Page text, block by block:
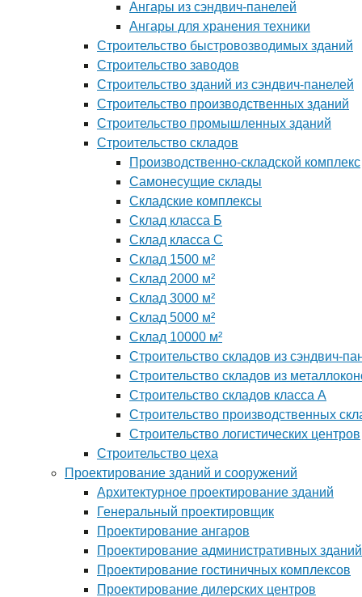
Ангары из сэндвич-панелей
Ангары для хранения техники
Строительство быстровозводимых зданий
Строительство заводов
Строительство зданий из сэндвич-панелей
Строительство производственных зданий
Строительство промышленных зданий
Строительство складов
Производственно-складской комплекс
Самонесущие склады
Складские комплексы
Склад класса Б
Склад класса С
Склад 1500 м²
Склад 2000 м²
Склад 3000 м²
Склад 5000 м²
Склад 10000 м²
Строительство складов из сэндвич-
Строительство складов из
Строительство складов класса А
Строительство производственных
Строительство логистических центров
Строительство цеха
Проектирование зданий и сооружений
Архитектурное проектирование зданий
Генеральный проектировщик
Проектирование ангаров
Проектирование административных зданий
Проектирование гостиничных комплексов
Проектирование дилерских центров